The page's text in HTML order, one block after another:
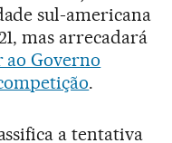
sul-americana
mas arrecadará
ao Governo
.
a tentativa